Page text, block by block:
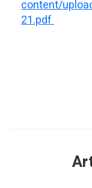
content/
21.pdf